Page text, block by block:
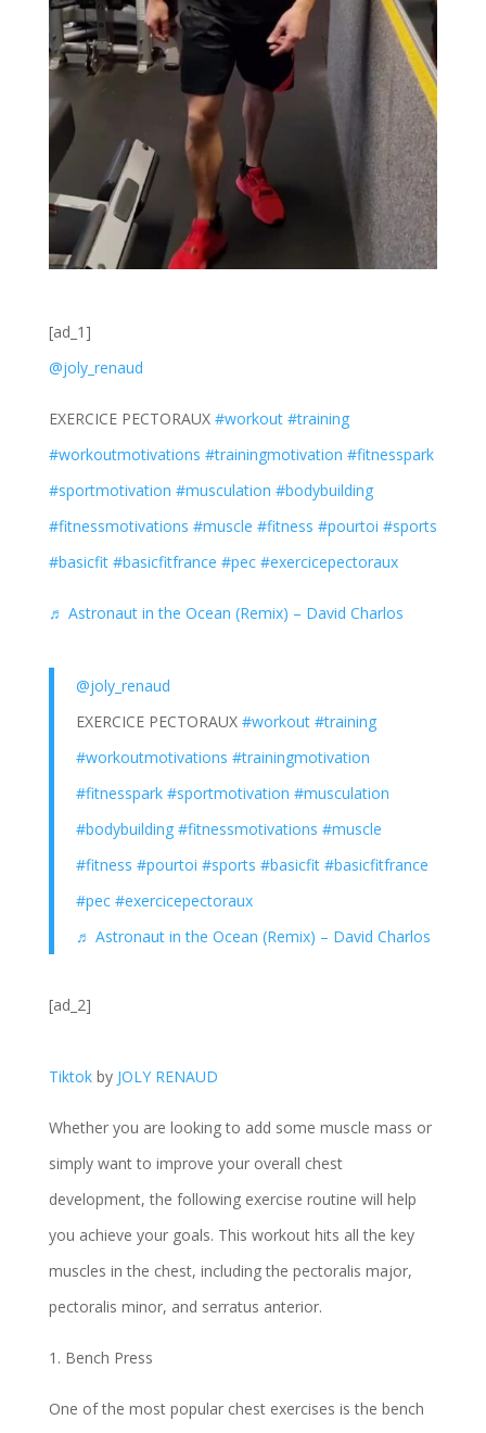
[ad_1]
@joly_renaud
EXERCICE PECTORAUX #workout #training
#workoutmotivations #trainingmotivation #fitnesspark
#sportmotivation #musculation #bodybuilding
#fitnessmotivations #muscle #fitness #pourtoi #sports
#basicfit #basicfitfrance #pec #exercicepectoraux
♬ Astronaut in the Ocean (Remix) – David Charlos
@joly_renaud
EXERCICE PECTORAUX #workout #training
#workoutmotivations #trainingmotivation
#fitnesspark #sportmotivation #musculation
#bodybuilding #fitnessmotivations #muscle
#fitness #pourtoi #sports #basicfit #basicfitfrance
#pec #exercicepectoraux
♬ Astronaut in the Ocean (Remix) – David Charlos
[ad_2]
Tiktok by JOLY RENAUD
Whether you are looking to add some muscle mass or
simply want to improve your overall chest
development, the following exercise routine will help
you achieve your goals. This workout hits all the key
muscles in the chest, including the pectoralis major,
pectoralis minor, and serratus anterior.
1. Bench Press
One of the most popular chest exercises is the bench